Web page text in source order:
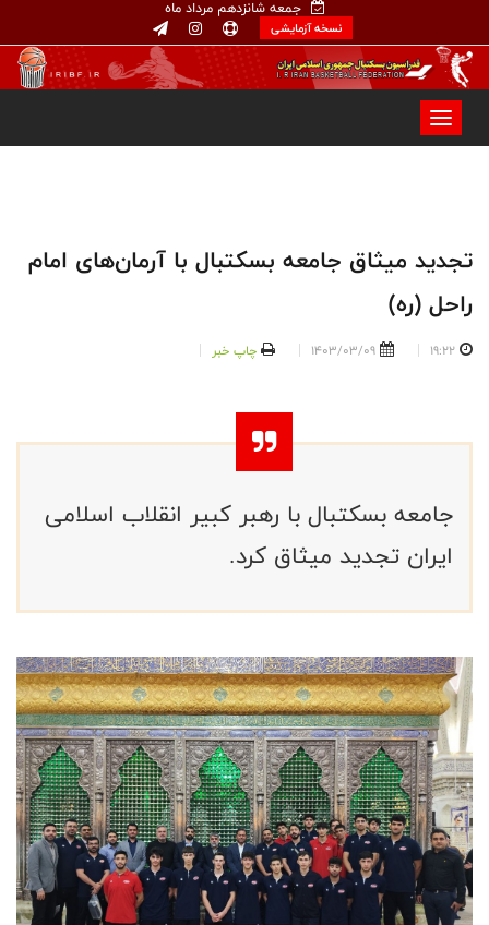
جمعه شانزدهم مرداد ماه
نسخه آزمایشی
تجدید میثاق جامعه بسکتبال با آرمان‌های امام
راحل (ره)
19:22
1403/03/09 چاپ خبر
جامعه بسکتبال با رهبر کبیر انقلاب اسلامی
ایران تجدید میثاق کرد.